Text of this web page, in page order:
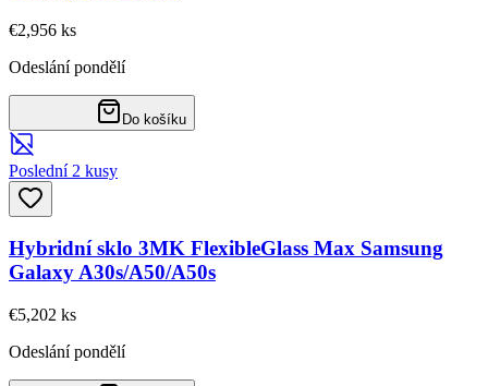
€2,956 ks
Odeslání pondělí
Do košíku
Poslední 2 kusy
Hybridní sklo 3MK FlexibleGlass Max Samsung
Galaxy A30s/A50/A50s
€5,202 ks
Odeslání pondělí